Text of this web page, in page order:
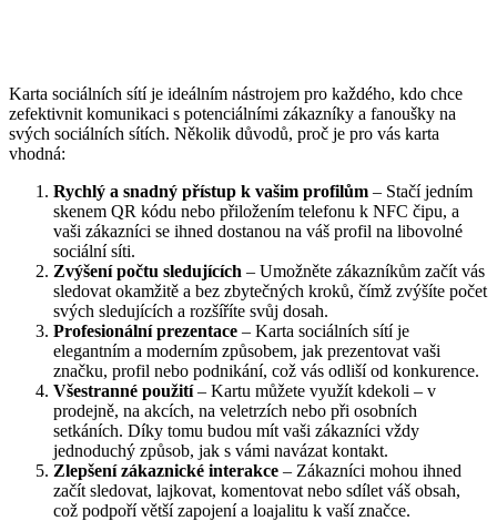
Karta sociálních sítí je ideálním nástrojem pro každého, kdo chce
zefektivnit komunikaci s potenciálními zákazníky a fanoušky na
svých sociálních sítích. Několik důvodů, proč je pro vás karta
vhodná:
Rychlý a snadný přístup k vašim profilům – Stačí jedním
skenem QR kódu nebo přiložením telefonu k NFC čipu, a
vaši zákazníci se ihned dostanou na váš profil na libovolné
sociální síti.
Zvýšení počtu sledujících – Umožněte zákazníkům začít vás
sledovat okamžitě a bez zbytečných kroků, čímž zvýšíte počet
svých sledujících a rozšíříte svůj dosah.
Profesionální prezentace – Karta sociálních sítí je
elegantním a moderním způsobem, jak prezentovat vaši
značku, profil nebo podnikání, což vás odliší od konkurence.
Všestranné použití– Kartu můžete využít kdekoli – v
prodejně, na akcích, na veletrzích nebo při osobních
setkáních. Díky tomu budou mít vaši zákazníci vždy
jednoduchý způsob, jak s vámi navázat kontakt.
Zlepšení zákaznické interakce – Zákazníci mohou ihned
začít sledovat, lajkovat, komentovat nebo sdílet váš obsah,
což podpoří větší zapojení a loajalitu k vaší značce.